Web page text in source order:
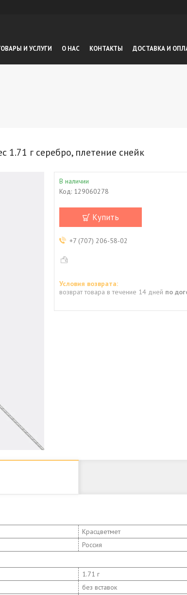
И УСЛУГИ О НАС КОНТАКТЫ ДОСТАВКА И
г серебро, плетение снейк
В наличии
Код: 129060278
Купить
+7 (707) 206-58-02
возврат товара в течение 14 дней по
Красцветмет
Россия
1.71 г
без вставок